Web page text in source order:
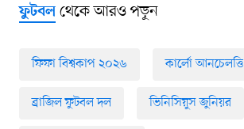
ফুটবলথেকে আরও পড়ুন
ফিফা বিশ্বকাপ ২০২৬ কার্লো আনচেলত্তি
ব্রাজিল ফুটবল দল ভিনিসিয়ুস জুনিয়র